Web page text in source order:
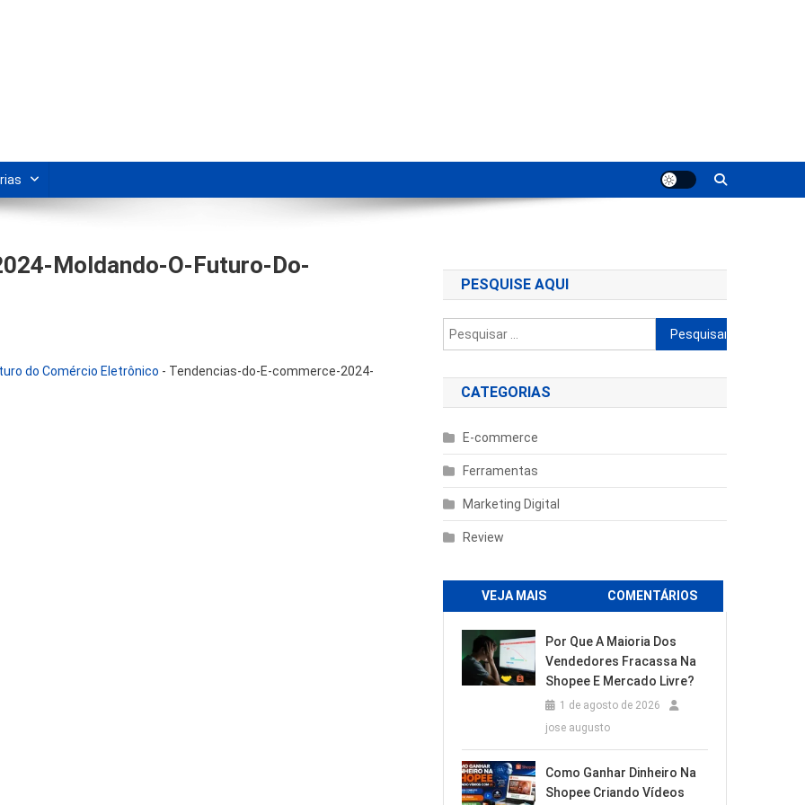
Moldando-O-Futuro-Do-
do Comércio Eletrônico - Tendencias-do-E-commerce-2024-
PESQUISE AQUI
Pesquisar
por:
CATEGORIAS
E-commerce
Ferramentas
Marketing Digital
Review
VEJA MAIS COMENTÁRIOS
Por Que A Maioria Dos
Vendedores Fracassa Na
Shopee E Mercado Livre?
1 de agosto de 2026
jose augusto
Como Ganhar Dinheiro Na
Shopee Criando Vídeos